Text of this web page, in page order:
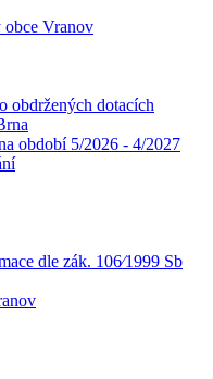
obce Vranov
obdržených dotacích
období 5/2026 - 4/2027
dle zák. 106⁄1999 Sb